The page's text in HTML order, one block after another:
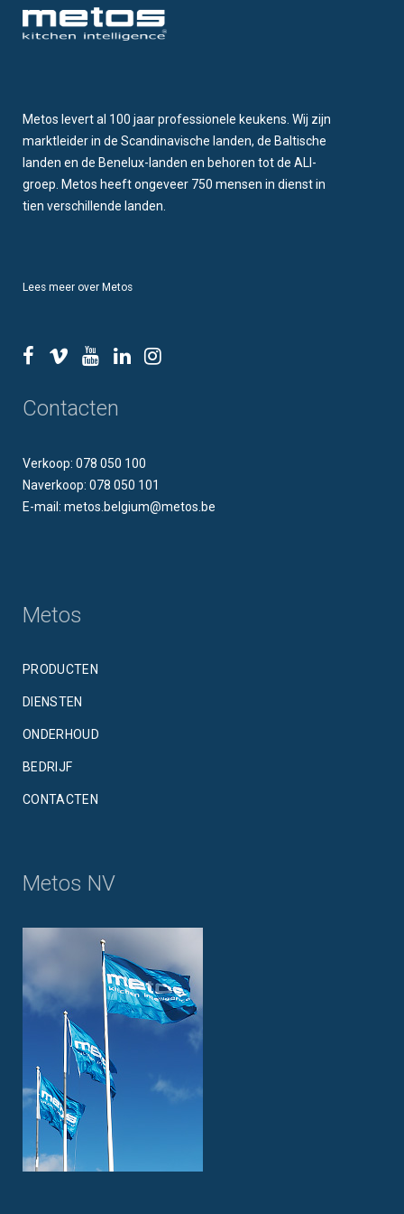
Metos levert al 100 jaar professionele keukens. Wij zijn
marktleider in de Scandinavische landen, de Baltische
landen en de Benelux-landen en behoren tot de ALI-
groep. Metos heeft ongeveer 750 mensen in dienst in
tien verschillende landen.
Lees meer over Metos
Contacten
Verkoop: 078 050 100
Naverkoop: 078 050 101
E-mail: metos.belgium@metos.be
Metos
PRODUCTEN
DIENSTEN
ONDERHOUD
BEDRIJF
CONTACTEN
Metos NV